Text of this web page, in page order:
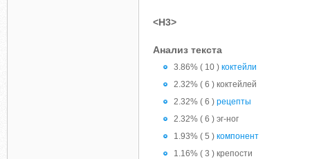
<H3>
Анализ текста
3.86% ( 10 ) коктейли
2.32% ( 6 ) коктейлей
2.32% ( 6 ) рецепты
2.32% ( 6 ) эг-ног
1.93% ( 5 ) компонент
1.16% ( 3 ) крепости